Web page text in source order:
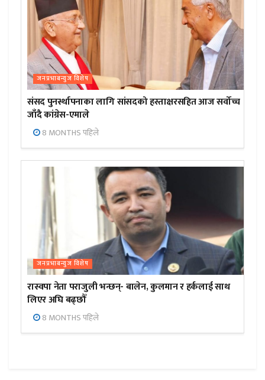
जनप्रभाबन्युज विशेष
संसद पुनर्स्थापनाका लागि सांसदको हस्ताक्षरसहित आज सर्वोच्च
जाँदै कांग्रेस-एमाले
8 MONTHS पहिले
जनप्रभाबन्युज विशेष
रास्वपा नेता पराजुली भन्छन्- बालेन, कुलमान र हर्कलाई साथ
लिएर अघि बढ्छौँ
8 MONTHS पहिले